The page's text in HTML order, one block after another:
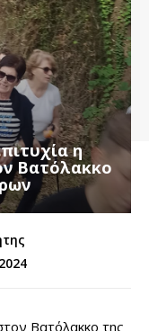
η
Βατόλακκο
Βατόλακκο της